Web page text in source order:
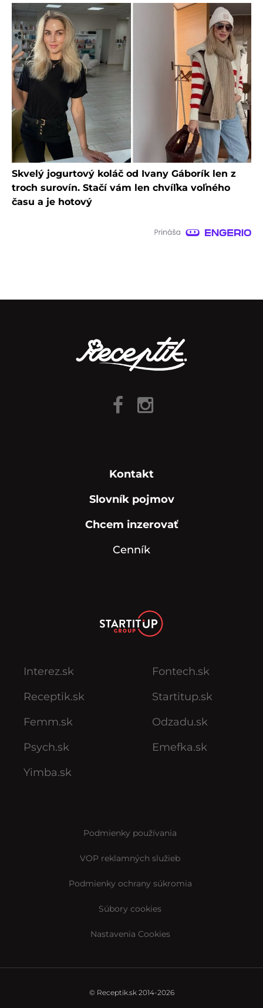
Skvelý jogurtový koláč od Ivany Gáborík len z
troch surovín. Stačí vám len chvíľka voľného
času a je hotový
Kontakt
Slovník pojmov
Chcem inzerovať
Cenník
Interez.sk
Receptik.sk
Femm.sk
Psych.sk
Yimba.sk
Fontech.sk
Startitup.sk
Odzadu.sk
Emefka.sk
Podmienky používania
VOP reklamných služieb
Podmienky ochrany súkromia
Súbory cookies
Nastavenia Cookies
© Receptik.sk 2014-2026